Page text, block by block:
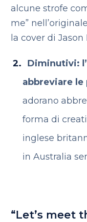
alcune strofe
me”
la cover di
Diminutivi:
abbreviare le
adorano
forma di
inglese
in Australia
“Let’s meet